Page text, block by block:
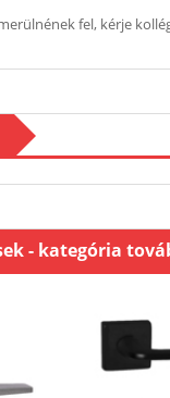
fel, kérje
- kategória